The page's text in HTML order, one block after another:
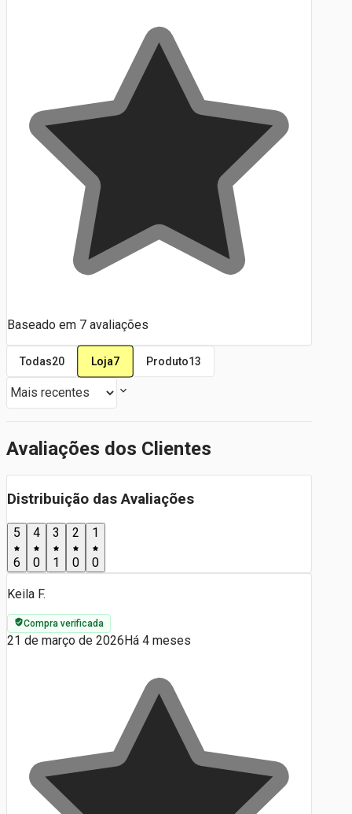
Baseado em 7 avaliações
Todas20 Loja7 Produto13
Avaliações dos Clientes
Distribuição das Avaliações
5
6
4
0
3
1
2
0
1
0
Keila F.
Compra verificada
21 de março de 2026Há 4 meses